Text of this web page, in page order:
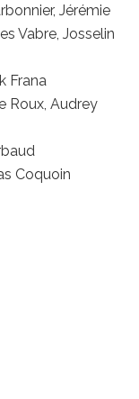
Jérémie
Vabre, Josselin
Frana
Roux, Audrey
Coquoin